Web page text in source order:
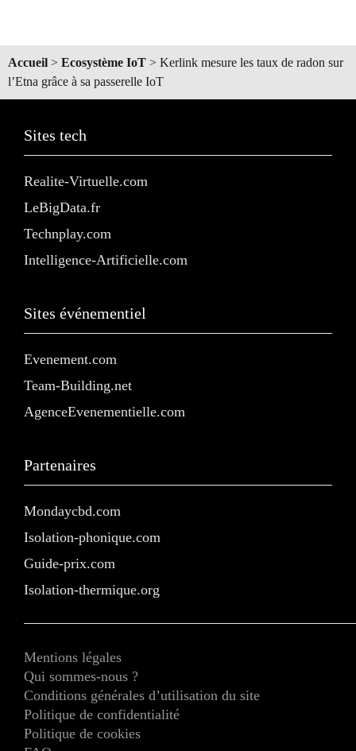
Accueil > Ecosystème IoT > Kerlink mesure les taux de radon sur
l’Etna grâce à sa passerelle IoT
Sites tech
Realite-Virtuelle.com
LeBigData.fr
Technplay.com
Intelligence-Artificielle.com
Sites événementiel
Evenement.com
Team-Building.net
AgenceEvenementielle.com
Partenaires
Mondaycbd.com
Isolation-phonique.com
Guide-prix.com
Isolation-thermique.org
Mentions légales
Qui sommes-nous ?
Conditions générales d’utilisation du site
Politique de confidentialité
Politique de cookies